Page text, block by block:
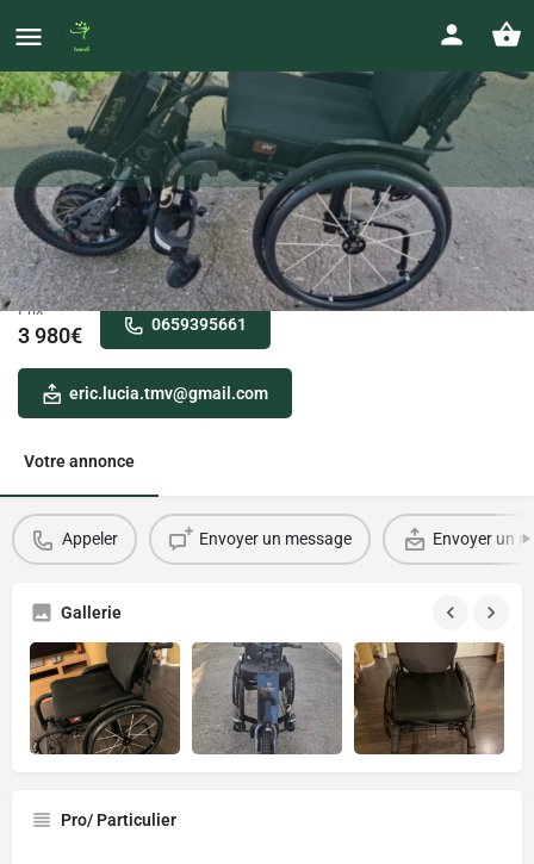
a vendre fauteuil roulant apex avec
roue électrique Batex
Prix
3 980€ 0659395661
eric.lucia.tmv@gmail.com
Votre annonce
Appeler Envoyer un message Envoyer un
Gallerie
Pro/ Particulier